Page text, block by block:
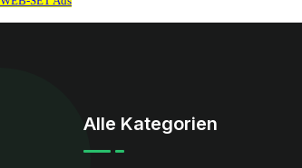
Alle Kategorien